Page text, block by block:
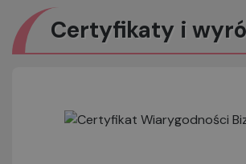
Certyfikaty i